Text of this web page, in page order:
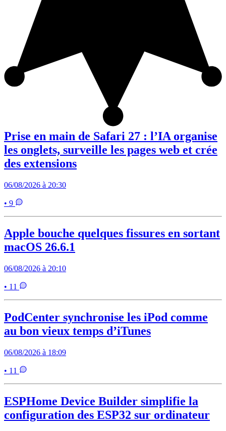
Prise en main de Safari 27 : l’IA organise
les onglets, surveille les pages web et crée
des extensions
06/08/2026 à 20:30
• 9
Apple bouche quelques fissures en sortant
macOS 26.6.1
06/08/2026 à 20:10
• 11
PodCenter synchronise les iPod comme
au bon vieux temps d’iTunes
06/08/2026 à 18:09
• 11
ESPHome Device Builder simplifie la
configuration des ESP32 sur ordinateur